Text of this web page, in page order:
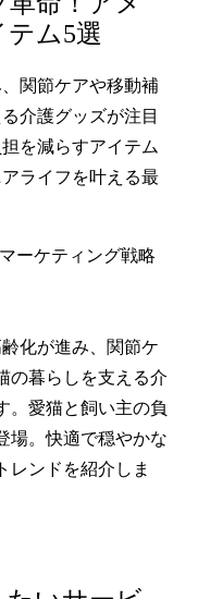
テム5選
関節ケアや移動補
介護グッズが注目
を減らすアイテム
ライフを叶える最
ーケティング戦略
化が進み、関節ケ
の暮らしを支える介
。愛猫と飼い主の負
場。快適で穏やかな
レンドを紹介しま